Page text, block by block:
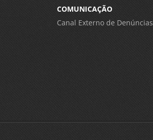
COMUNICAÇÃO
Canal Externo de Denúncias